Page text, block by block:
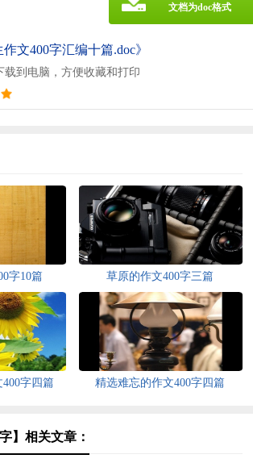
文400字汇编十篇.doc》
载到电脑，方便收藏和打印
文档为doc格式
字10篇 草原的作文400字三篇
400字四篇 精选难忘的作文400字四篇
】相关文章：